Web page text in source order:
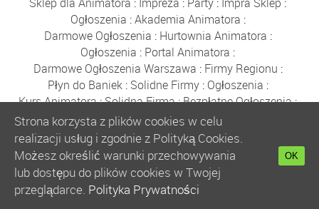
Ogłoszenia :Akademia Animatora :
Darmowe Ogłoszenia : Hurtownia Animatora :
Ogłoszenia : Portal Animatora :
Darmowe Ogłoszenia Warszawa : Firmy Regionu :
Płyn do Baniek: Solidne Firmy: Ogłoszenia :
Kurs Animatora:Solidna Firma:Bezpłatne Ogłoszenia:
Animator Czasu Wolnego:
Bezpłatne Ogłoszenia Warszawa:sklep animatora
Bańki Mydlane:Bezpłatne Ogłoszenia
Szkolenie Animatorów:Kurs Animatora
:
Kurs Animatora Warszawa :Rumia
Kurs Animatora Poznań:
Strona korzysta z plików cookies w celu
realizacji usług i zgodnie z Polityką Cookies.
Możesz określić warunki przechowywania
lub dostępu do plików cookies w Twojej
przeglądarce. Polityka Prywatności
OK